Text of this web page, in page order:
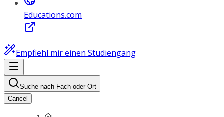
Educations.com
Empfiehl mir einen Studiengang
Suche nach Fach oder Ort
Cancel